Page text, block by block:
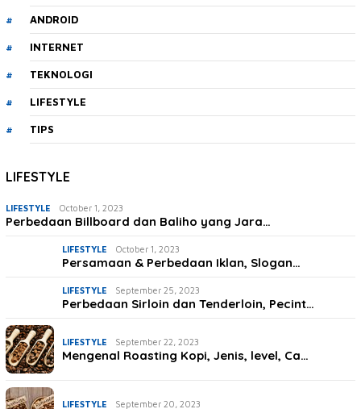
ANDROID
INTERNET
TEKNOLOGI
LIFESTYLE
TIPS
LIFESTYLE
LIFESTYLE October 1, 2023
Perbedaan Billboard dan Baliho yang Jara…
LIFESTYLE October 1, 2023
Persamaan & Perbedaan Iklan, Slogan…
LIFESTYLE September 25, 2023
Perbedaan Sirloin dan Tenderloin, Pecint…
LIFESTYLE September 22, 2023
Mengenal Roasting Kopi, Jenis, level, Ca…
LIFESTYLE September 20, 2023